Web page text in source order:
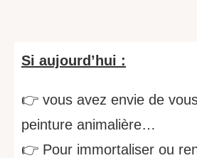
Si aujourd’hui :
👉 vous avez envie de
peinture animalière…
👉 Pour immortaliser ou